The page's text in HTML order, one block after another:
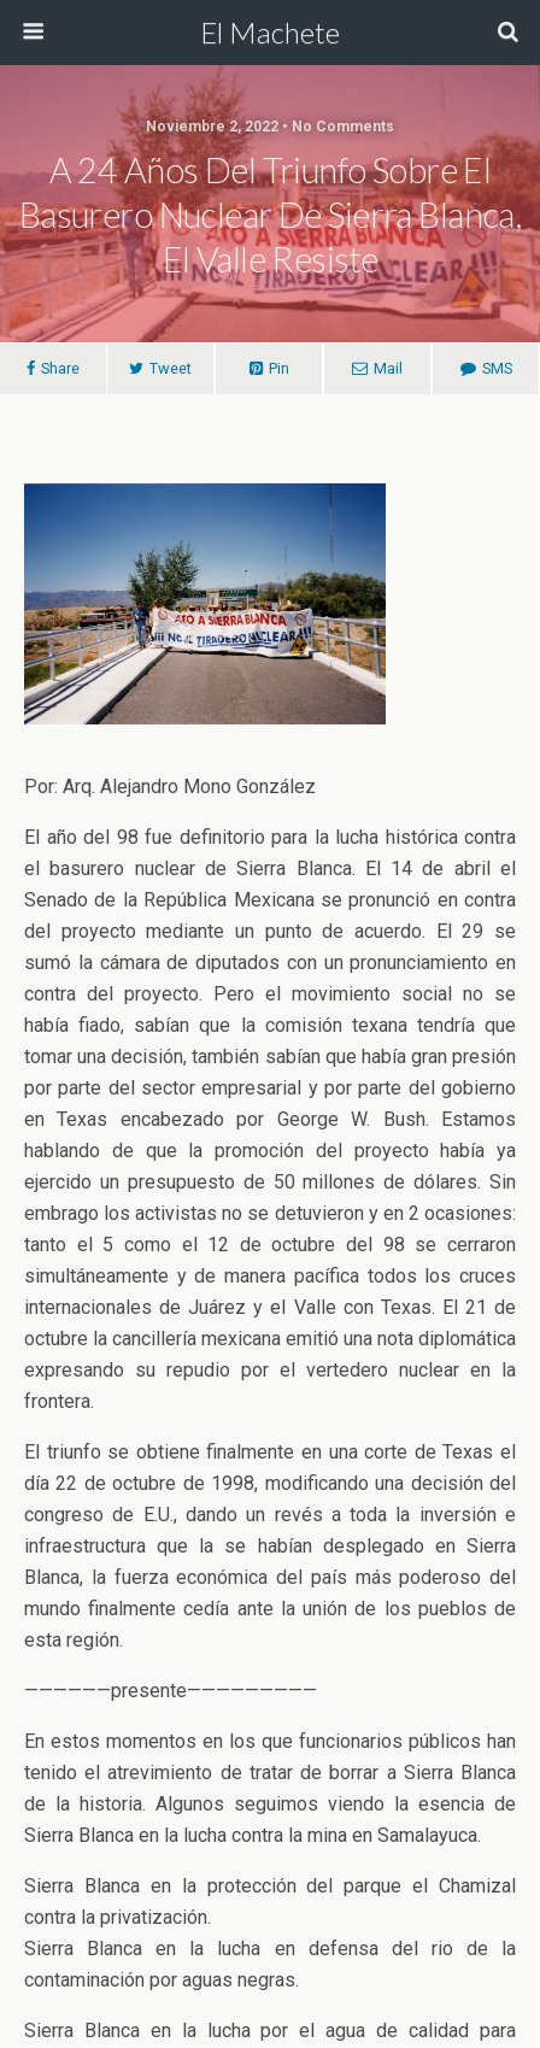
El Machete
Noviembre 2, 2022 • No Comments
A 24 Años Del Triunfo Sobre El
Basurero Nuclear De Sierra Blanca,
El Valle Resiste
Share Tweet Pin Mail SMS
Por: Arq. Alejandro Mono González
El año del 98 fue definitorio para la lucha histórica contra
el basurero nuclear de Sierra Blanca. El 14 de abril el
Senado de la República Mexicana se pronunció en contra
del proyecto mediante un punto de acuerdo. El 29 se
sumó la cámara de diputados con un pronunciamiento en
contra del proyecto. Pero el movimiento social no se
había fiado, sabían que la comisión texana tendría que
tomar una decisión, también sabían que había gran presión
por parte del sector empresarial y por parte del gobierno
en Texas encabezado por George W. Bush. Estamos
hablando de que la promoción del proyecto había ya
ejercido un presupuesto de 50 millones de dólares. Sin
embrago los activistas no se detuvieron y en 2 ocasiones:
tanto el 5 como el 12 de octubre del 98 se cerraron
simultáneamente y de manera pacífica todos los cruces
internacionales de Juárez y el Valle con Texas. El 21 de
octubre la cancillería mexicana emitió una nota diplomática
expresando su repudio por el vertedero nuclear en la
frontera.
El triunfo se obtiene finalmente en una corte de Texas el
día 22 de octubre de 1998, modificando una decisión del
congreso de E.U., dando un revés a toda la inversión e
infraestructura que la se habían desplegado en Sierra
Blanca, la fuerza económica del país más poderoso del
mundo finalmente cedía ante la unión de los pueblos de
esta región.
——————presente—————————
En estos momentos en los que funcionarios públicos han
tenido el atrevimiento de tratar de borrar a Sierra Blanca
de la historia. Algunos seguimos viendo la esencia de
Sierra Blanca en la lucha contra la mina en Samalayuca.
Sierra Blanca en la protección del parque el Chamizal
contra la privatización.
Sierra Blanca en la lucha en defensa del rio de la
contaminación por aguas negras.
Sierra Blanca en la lucha por el agua de calidad para